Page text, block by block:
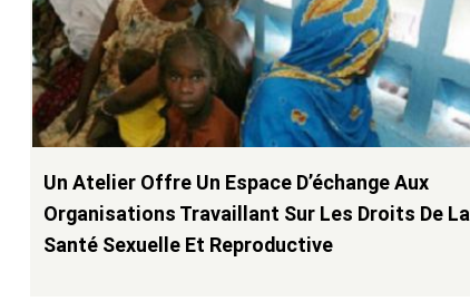
Un Atelier Offre Un Espace D’échange Aux
Organisations Travaillant Sur Les Droits De La
Santé Sexuelle Et Reproductive